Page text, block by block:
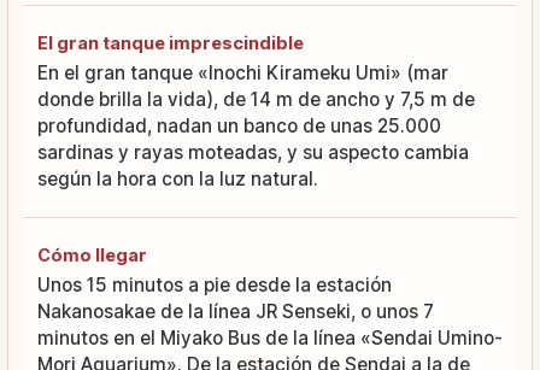
El gran tanque imprescindible
En el gran tanque «Inochi Kirameku Umi» (mar
donde brilla la vida), de 14 m de ancho y 7,5 m de
profundidad, nadan un banco de unas 25.000
sardinas y rayas moteadas, y su aspecto cambia
según la hora con la luz natural.
Cómo llegar
Unos 15 minutos a pie desde la estación
Nakanosakae de la línea JR Senseki, o unos 7
minutos en el Miyako Bus de la línea «Sendai Umino-
Mori Aquarium». De la estación de Sendai a la de